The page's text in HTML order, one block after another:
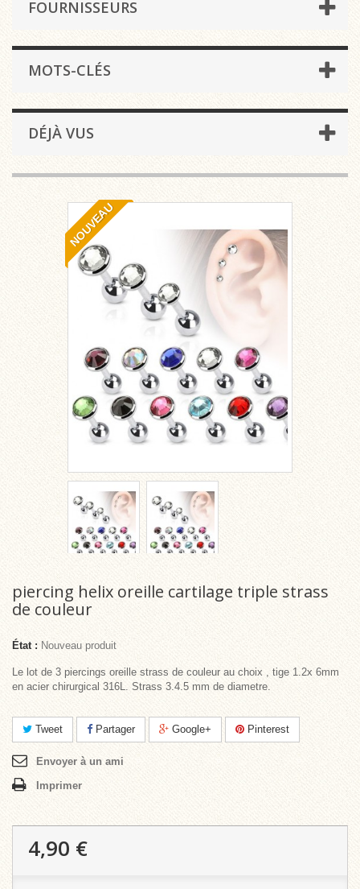
FOURNISSEURS
MOTS-CLÉS
DÉJÀ VUS
NOUVEAU
piercing helix oreille cartilage triple strass
de couleur
État : Nouveau produit
Le lot de 3 piercings oreille strass de couleur au choix , tige 1.2x 6mm
en acier chirurgical 316L. Strass 3.4.5 mm de diametre.
Tweet Partager Google+ Pinterest
Envoyer à un ami
Imprimer
4,90 €